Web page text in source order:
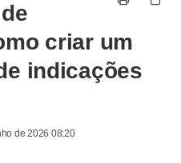
criar um
indicações
de 2026 08:20